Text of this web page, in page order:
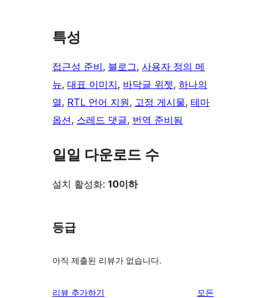
특성
접근성 준비, 블로그, 사용자 정의 메
뉴, 대표 이미지, 바닥글 위젯, 하나의
열, RTL 언어 지원, 고정 게시물, 테마
옵션, 스레드 댓글, 번역 준비됨
일일 다운로드 수
설치 활성화: 10이하
등급
아직 제출된 리뷰가 없습니다.
리뷰 추가하기 모든